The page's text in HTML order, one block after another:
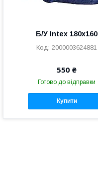
Б/У Intex 180х160
2000003624881
550 ₴
Готово до відправки
Купити